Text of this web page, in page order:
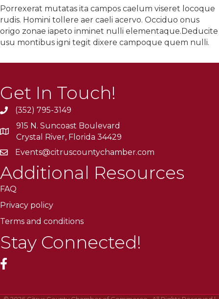
Porrexerat mutatas ita campos caelum viseret locoque
rudis. Homini tollere aer caeli acervo. Occiduo onus
origo zonae iapeto inminet nulli elementaque.Deducite
usu montibus igni tegit dixere campoque quem nulli.
Get In Touch!
(352) 795-3149
915 N. Suncoast Boulevard
Crystal River, Florida 34429
Events@citruscountychamber.com
Additional Resources
FAQ
Privacy policy
Terms and conditions
Stay Connected!
facebook